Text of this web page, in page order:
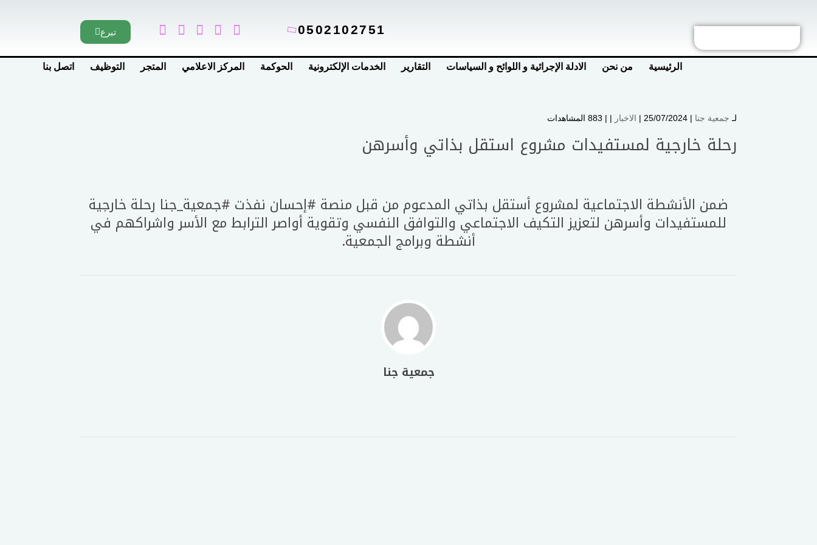
0502102751 تبرع
الرئيسية من نحن الادلة الإجرائية و اللوائح و السياسات التقارير الخدمات الإلكترونية الحوكمة المركز الاعلامي المتجر التوظيف اتصل بنا
لـ جمعية جنا | 25/07/2024 | الاخبار | | 883 المشاهدات
رحلة خارجية لمستفيدات مشروع استقل بذاتي وأسرهن
ضمن الأنشطة الاجتماعية لمشروع أستقل بذاتي المدعوم من قبل منصة #إحسان نفذت #جمعية_جنا رحلة خارجية
للمستفيدات وأسرهن لتعزيز التكيف الاجتماعي والتوافق النفسي وتقوية أواصر الترابط مع الأسر واشراكهم في
أنشطة وبرامج الجمعية.
جمعية جنا